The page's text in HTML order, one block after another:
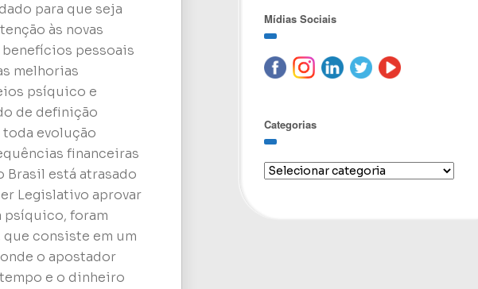
para que seja
às novas
pessoais
melhorias
psíquico e
de definição
evolução
financeiras
Brasil está atrasado
Legislativo aprovar
psíquico, foram
consiste em um
o apostador
e o dinheiro
Mídias Sociais
Categorias